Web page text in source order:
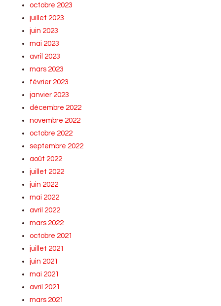
octobre 2023
juillet 2023
juin 2023
mai 2023
avril 2023
mars 2023
février 2023
janvier 2023
décembre 2022
novembre 2022
octobre 2022
septembre 2022
août 2022
juillet 2022
juin 2022
mai 2022
avril 2022
mars 2022
octobre 2021
juillet 2021
juin 2021
mai 2021
avril 2021
mars 2021